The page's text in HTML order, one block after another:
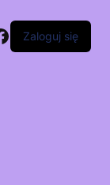
Zaloguj się